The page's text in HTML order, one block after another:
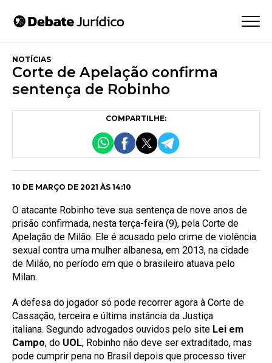
NOTÍCIAS
Corte de Apelação confirma
sentença de Robinho
COMPARTILHE:
10 DE MARÇO DE 2021 ÀS 14:10
O atacante Robinho teve sua sentença de nove anos de
prisão confirmada, nesta terça-feira (9), pela Corte de
Apelação de Milão. Ele é acusado pelo crime de violência
sexual contra uma mulher albanesa, em 2013, na cidade
de Milão, no período em que o brasileiro atuava pelo
Milan.
A defesa do jogador só pode recorrer agora à Corte de
Cassação, terceira e última instância da Justiça
italiana. Segundo advogados ouvidos pelo site Lei em
Campo, do UOL, Robinho não deve ser extraditado, mas
pode cumprir pena no Brasil depois que processo tiver